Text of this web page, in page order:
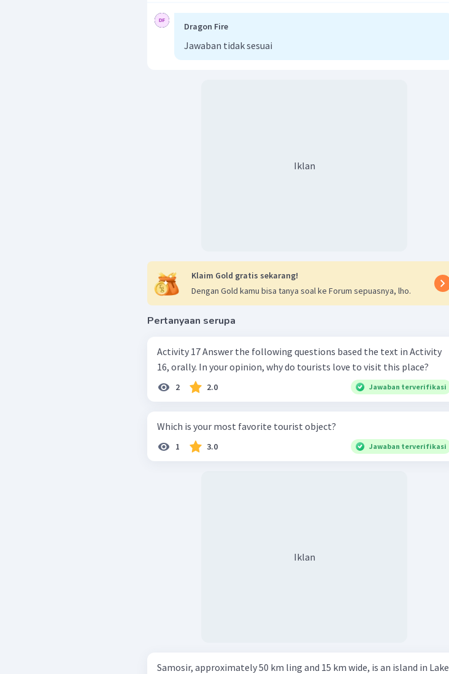
Dragon Fire
Jawaban tidak sesuai
Iklan
Klaim Gold gratis sekarang!
Dengan Gold kamu bisa tanya soal ke Forum sepuasnya, lho.
Pertanyaan serupa
Activity 17 Answer the following questions based the text in Activity
16, orally. In your opinion, why do tourists love to visit this place?
2 2.0 Jawaban terverifikasi
Which is your most favorite tourist object?
1 3.0 Jawaban terverifikasi
Iklan
Samosir, approximately 50 km ling and 15 km wide, is an island in Lake